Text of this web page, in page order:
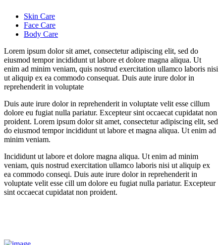
Skin Care
Face Care
Body Care
Lorem ipsum dolor sit amet, consectetur adipiscing elit, sed do
eiusmod tempor incididunt ut labore et dolore magna aliqua. Ut
enim ad minim veniam, quis nostrud exercitation ullamco laboris nisi
ut aliquip ex ea commodo consequat. Duis aute irure dolor in
reprehenderit in voluptate
Duis aute irure dolor in reprehenderit in voluptate velit esse cillum
dolore eu fugiat nulla pariatur. Excepteur sint occaecat cupidatat non
proident. Lorem ipsum dolor sit amet, consectetur adipiscing elit, sed
do eiusmod tempor incididunt ut labore et magna aliqua. Ut enim ad
minim veniam.
Incididunt ut labore et dolore magna aliqua. Ut enim ad minim
veniam, quis nostrud exercitation ullamco laboris nisi ut aliquip ex
ea commodo conseqi. Duis aute irure dolor in reprehenderit in
voluptate velit esse cill um dolore eu fugiat nulla pariatur. Excepteur
sint occaecat cupidatat non proident.